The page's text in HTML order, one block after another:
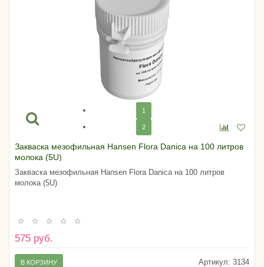
1
2
Закваска мезофильная Hansen Flora Danica на 100 литров
молока (5U)
Закваска мезофильная Hansen Flora Danica на 100 литров
молока (5U)
575 руб.
Артикул: 3134
В КОРЗИНУ